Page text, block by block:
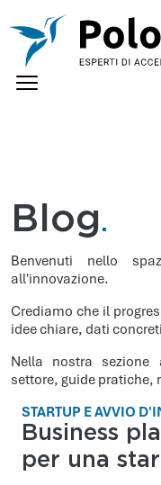
Blog.
Benvenuti nello
all'innovazione.
Crediamo che il
idee chiare, dati
Nella nostra sezione
settore, guide pratiche,
STARTUP E AVVIO
Business
per una